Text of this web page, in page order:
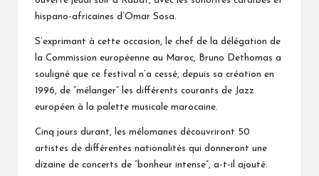
hispano-africaines d’Omar Sosa.
S’exprimant à cette occasion, le chef de la délégation de
la Commission européenne au Maroc, Bruno Dethomas a
souligné que ce festival n’a cessé, depuis sa création en
1996, de “mélanger” les différents courants de Jazz
européen à la palette musicale marocaine.
Cinq jours durant, les mélomanes découvriront 50
artistes de différentes nationalités qui donneront une
dizaine de concerts de “bonheur intense”, a-t-il ajouté.